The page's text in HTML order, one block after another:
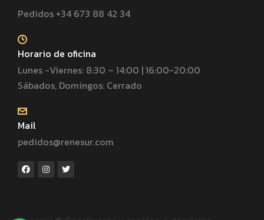
Pedidos +34 673 88 42 34
Horario de oficina
Lunes -Viernes: 8:30 – 14:00 | 16:00-20:00
Sábados, Domingos: Cerrado
Mail
pedidos@renesur.com